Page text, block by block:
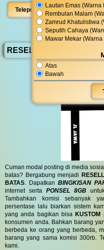
Lautan Emas (Warna
Rembulan Malam
Zamrud Khatulistiwa
Seputih Cahaya
Mawar Mekar (Warna
Atas
Bawah
Telepon WhatsApp
RESELLER BassComp
Cuman modal posting di media
batas? Bergabung menjadi
BATAS. DapatkanBINGKISAN
internet serta PONSEL 8GB
Tambahkan komisi sebanyak
persentase lalu biarkan sistem
yang anda bagikan bisa KUSTOM
konsumen anda. Bahkan barang
berbeda ke orang yang berbeda,
barang yang sama komisi 300rb.
kami.